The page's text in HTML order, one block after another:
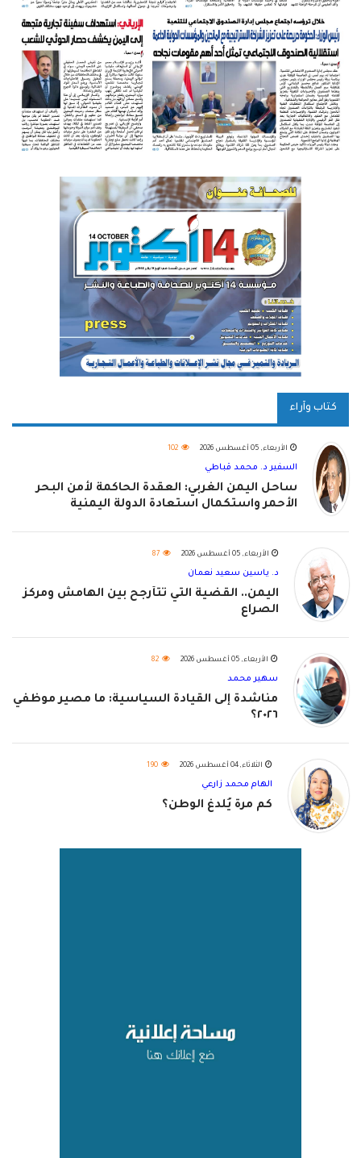
كتاب وآراء
الأربعاء, 05 أغسطس 2026 102
السفير د. محمد قباطي
ساحل اليمن الغربي: العقدة الحاكمة لأمن البحر
الأحمر واستكمال استعادة الدولة اليمنية
الأربعاء, 05 أغسطس 2026 87
د. ياسين سعيد نعمان
اليمن.. القضية التي تتأرجح بين الهامش ومركز
الصراع
الأربعاء, 05 أغسطس 2026 82
سهير محمد
مناشدة إلى القيادة السياسية: ما مصير موظفي
٢٠٢٦؟
الثلاثاء, 04 أغسطس 2026 190
الهام محمد زارعي
كم مرة يُلدغ الوطن؟